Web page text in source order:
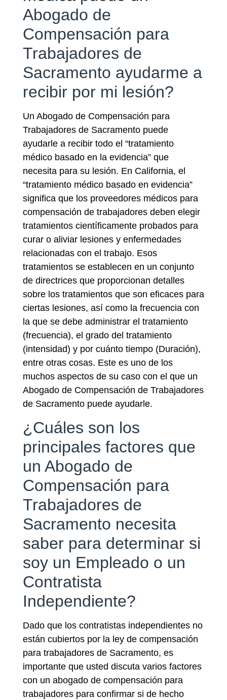
Abogado de
Compensación para
Trabajadores de
Sacramento ayudarme a
recibir por mi lesión?
Un Abogado de Compensación para
Trabajadores de Sacramento puede
ayudarle a recibir todo el “tratamiento
médico basado en la evidencia” que
necesita para su lesión. En California, el
“tratamiento médico basado en evidencia”
significa que los proveedores médicos para
compensación de trabajadores deben elegir
tratamientos científicamente probados para
curar o aliviar lesiones y enfermedades
relacionadas con el trabajo. Esos
tratamientos se establecen en un conjunto
de directrices que proporcionan detalles
sobre los tratamientos que son eficaces para
ciertas lesiones, así como la frecuencia con
la que se debe administrar el tratamiento
(frecuencia), el grado del tratamiento
(intensidad) y por cuánto tiempo (Duración),
entre otras cosas. Este es uno de los
muchos aspectos de su caso con el que un
Abogado de Compensación de Trabajadores
de Sacramento puede ayudarle.
¿Cuáles son los
principales factores que
un Abogado de
Compensación para
Trabajadores de
Sacramento necesita
saber para determinar si
soy un Empleado o un
Contratista
Independiente?
Dado que los contratistas independientes no
están cubiertos por la ley de compensación
para trabajadores de Sacramento, es
importante que usted discuta varios factores
con un abogado de compensación para
trabajadores para confirmar si de hecho